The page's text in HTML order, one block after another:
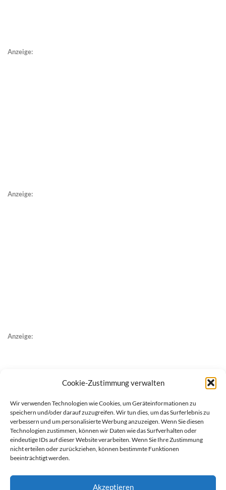
Cookie-Zustimmung verwalten
Wir verwenden Technologien wie Cookies, um Geräteinformationen zu
speichern und/oder darauf zuzugreifen. Wir tun dies, um das Surferlebnis zu
verbessern und um personalisierte Werbung anzuzeigen. Wenn Sie diesen
Technologien zustimmen, können wir Daten wie das Surfverhalten oder
eindeutige IDs auf dieser Website verarbeiten. Wenn Sie Ihre Zustimmung
nicht erteilen oder zurückziehen, können bestimmte Funktionen
beeinträchtigt werden.
Akzeptieren
Anzeige:
Anzeige:
Anzeige: